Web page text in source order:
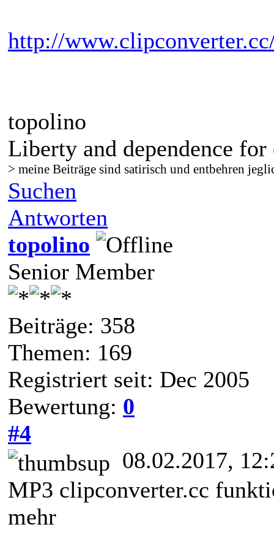
http://
topolino
Liberty and dependence for
> meine Beiträge sind satirisch und entbehren
Suchen
Antworten
topolino
Senior Member
Beiträge: 358
Themen: 169
Registriert seit: Dec 2005
Bewertung: 0
#4
08.02.2017,
MP3 clipconverter.cc
mehr